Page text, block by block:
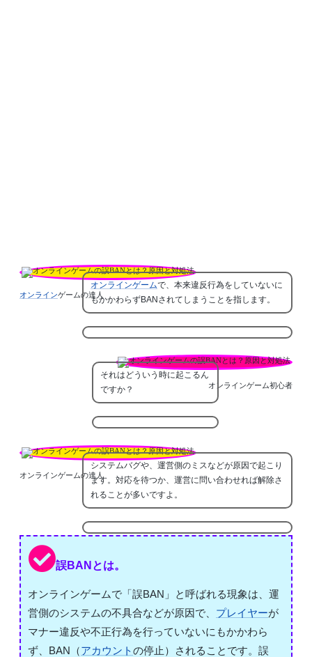
オンラインゲームの達人
オンラインゲームで、本来違反行為をしていないに
もかかわらずBANされてしまうことを指します。
オンラインゲーム初心者
それはどういう時に起こるん
ですか？
オンラインゲームの達人
システムバグや、運営側のミスなどが原因で起こり
ます。対応を待つか、運営に問い合わせれば解除さ
れることが多いですよ。
誤BANとは。
オンラインゲームで「誤BAN」と呼ばれる現象は、運
営側のシステムの不具合などが原因で、 プレイヤーが
マナー違反や不正行為を行っていないにもかかわら
ず、BAN（アカウントの停止）されることです。誤